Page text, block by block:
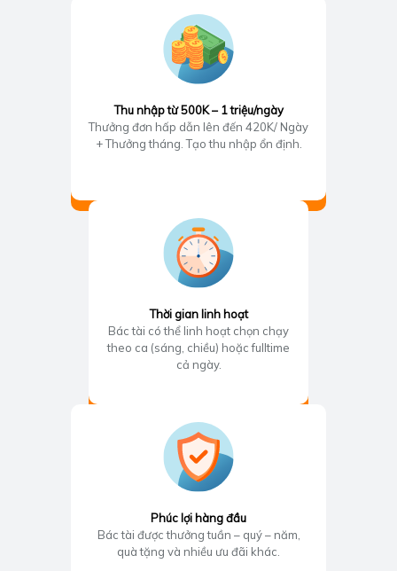
Thu nhập từ 500K – 1 triệu/ngày
Thưởng đơn hấp dẫn lên đến 420K/ Ngày
+ Thưởng tháng. Tạo thu nhập ổn định.
Thời gian linh hoạt
Bác tài có thể linh hoạt chọn chạy
theo ca (sáng, chiều) hoặc fulltime
cả ngày.
Phúc lợi hàng đầu
Bác tài được thưởng tuần – quý – năm,
quà tặng và nhiều ưu đãi khác.